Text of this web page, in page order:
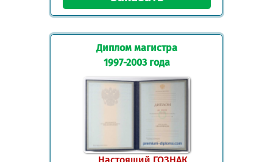
Диплом магистра
1997-2003 года
Настоящий ГОЗНАК